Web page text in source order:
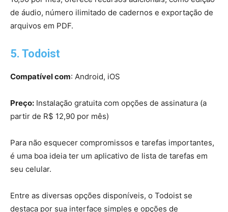
de áudio, número ilimitado de cadernos e exportação de
arquivos em PDF.
5. Todoist
Compatível com: Android, iOS
Preço: Instalação gratuita com opções de assinatura (a
partir de R$ 12,90 por mês)
Para não esquecer compromissos e tarefas importantes,
é uma boa ideia ter um aplicativo de lista de tarefas em
seu celular.
Entre as diversas opções disponíveis, o Todoist se
destaca por sua interface simples e opções de